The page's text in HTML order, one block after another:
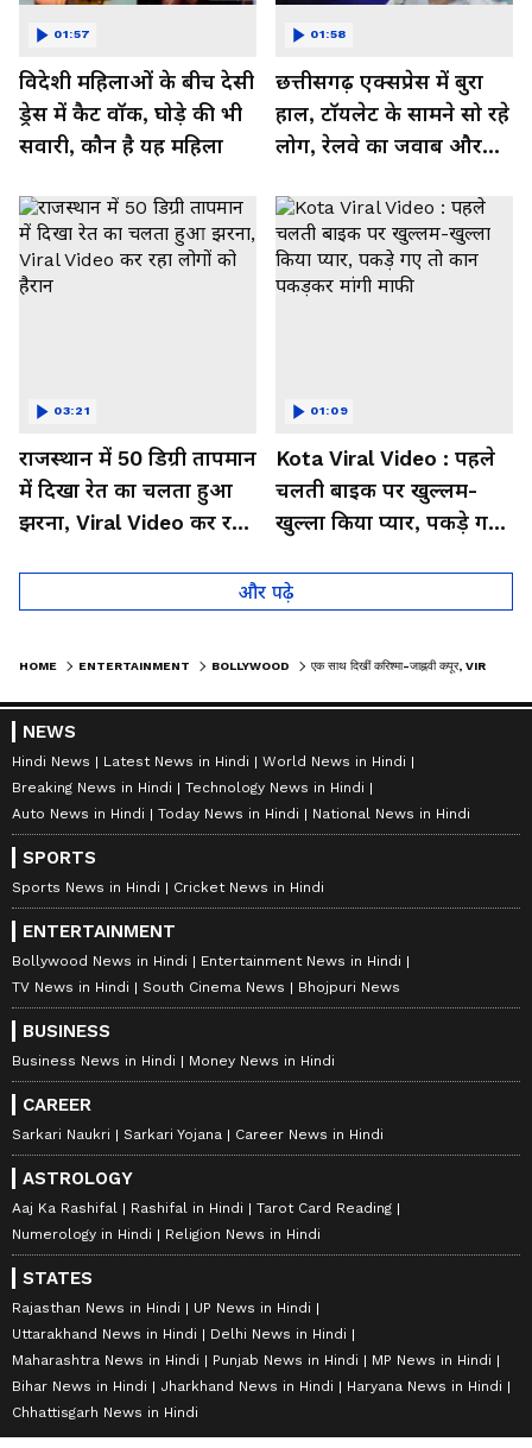
विदेशी महिलाओं के बीच देसी
ड्रेस में कैट वॉक, घोड़े की भी
सवारी, कौन है यह महिला
01:57
छत्तीसगढ़ एक्सप्रेस में बुरा
हाल, टॉयलेट के सामने सो रहे
लोग, रेलवे का जवाब और
Video
01:58
राजस्थान में 50 डिग्री तापमान
में दिखा रेत का चलता हुआ
झरना, Viral Video कर रहा
03:21
Kota Viral Video : पहले
चलती बाइक पर खुल्लम-
खुल्ला किया प्यार, पकड़े गए
01:09
और पढ़े
HOME ENTERTAINMENT BOLLYWOOD
NEWS
Hindi News Latest News in Hindi
World News in Hindi
Breaking News in Hindi
Technology News in Hindi
Auto News in Hindi
Today News in Hindi National News in Hindi
SPORTS
Sports News in Hindi Cricket News in Hindi
ENTERTAINMENT
Bollywood News in Hindi
Entertainment News in Hindi
TV News in Hindi
South Cinema News Bhojpuri News
BUSINESS
Business News in Hindi Money News in Hindi
CAREER
Sarkari Naukri Sarkari Yojana Career News in Hindi
ASTROLOGY
Aaj Ka Rashifal Rashifal in Hindi
Tarot Card Reading
Numerology in Hindi
Religion News in Hindi
STATES
Rajasthan News in Hindi
UP News in Hindi
Uttarakhand News in Hindi
Delhi News in Hindi
Maharashtra News in Hindi
Punjab News in Hindi
MP News in Hindi
Bihar News in Hindi
Jharkhand News in Hindi
Haryana News in Hindi
Chhattisgarh News in Hindi